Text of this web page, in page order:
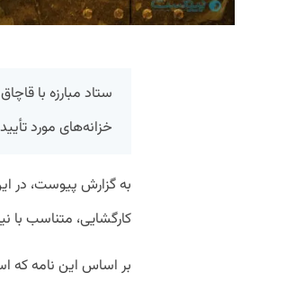
ستاد مبارزه با
خزانه‌های مورد
به گزارش پیوست، در
کارگشایی، متناسب
بر اساس این نامه که